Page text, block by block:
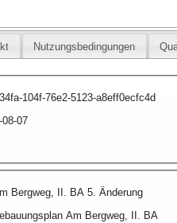
Nutzungsbedingungen
104f-76e2-5123-a8eff0ecfc4d
08-07
Bergweg, II. BA 5. Änderung
Am Bergweg, II. BA